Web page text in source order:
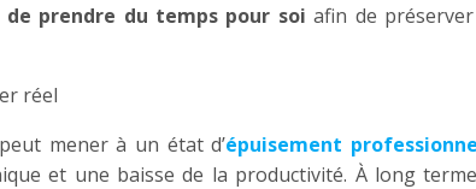
prendre du temps pour soi afin de
réel
mener à un état d’épuisement
et une baisse de la productivité. À long